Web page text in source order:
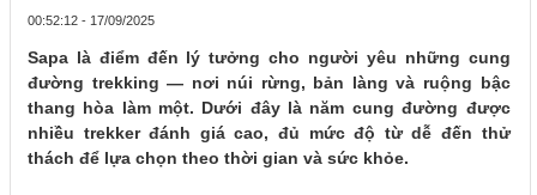
00:52:12 - 17/09/2025
Sapa là điểm đến lý tưởng cho người yêu những cung
đường trekking — nơi núi rừng, bản làng và ruộng bậc
thang hòa làm một. Dưới đây là năm cung đường được
nhiều trekker đánh giá cao, đủ mức độ từ dễ đến thử
thách để lựa chọn theo thời gian và sức khỏe.